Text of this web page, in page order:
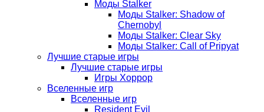
Моды Stalker
Моды Stalker: Shadow of
Chernobyl
Моды Stalker: Clear Sky
Моды Stalker: Call of Pripyat
Лучшие старые игры
Лучшие старые игры
Игры Хоррор
Вселенные игр
Вселенные игр
Resident Evil